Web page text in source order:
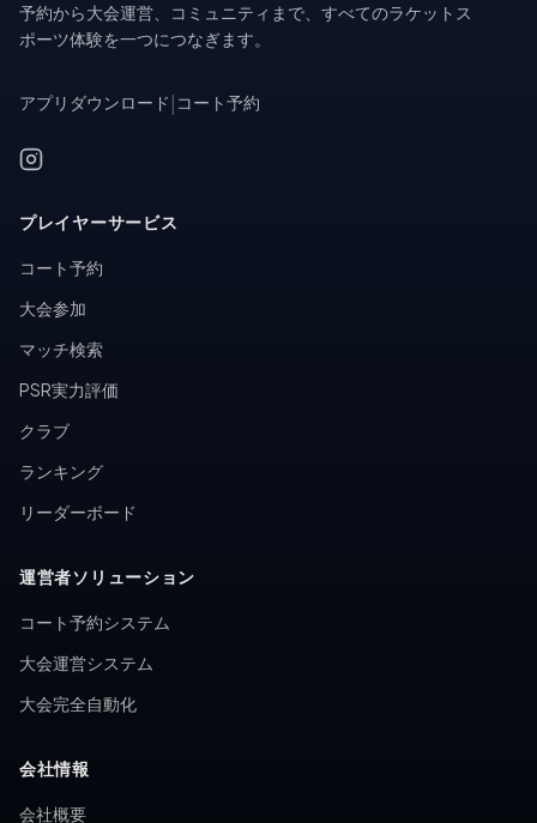
予約から大会運営、コミュニティまで、すべてのラケットス
ポーツ体験を一つにつなぎます。
アプリダウンロード コート予約
プレイヤーサービス
コート予約
大会参加
マッチ検索
PSR実力評価
クラブ
ランキング
リーダーボード
運営者ソリューション
コート予約システム
大会運営システム
大会完全自動化
会社情報
会社概要